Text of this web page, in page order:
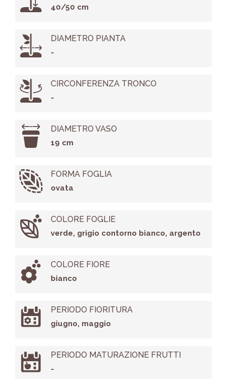
40/50 cm
DIAMETRO PIANTA
-
CIRCONFERENZA TRONCO
-
DIAMETRO VASO
19 cm
FORMA FOGLIA
ovata
COLORE FOGLIE
verde, grigio contorno bianco, argento
COLORE FIORE
bianco
PERIODO FIORITURA
giugno, maggio
PERIODO MATURAZIONE FRUTTI
-